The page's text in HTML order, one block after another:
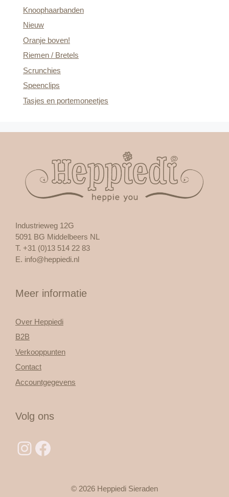
Knoophaarbanden
Nieuw
Oranje boven!
Riemen / Bretels
Scrunchies
Speenclips
Tasjes en portemoneetjes
Industrieweg 12G
5091 BG Middelbeers NL
T. +31 (0)13 514 22 83
E. info@heppiedi.nl
Meer informatie
Over Heppiedi
B2B
Verkooppunten
Contact
Accountgegevens
Volg ons
Instagram
Facebook
© 2026 Heppiedi Sieraden